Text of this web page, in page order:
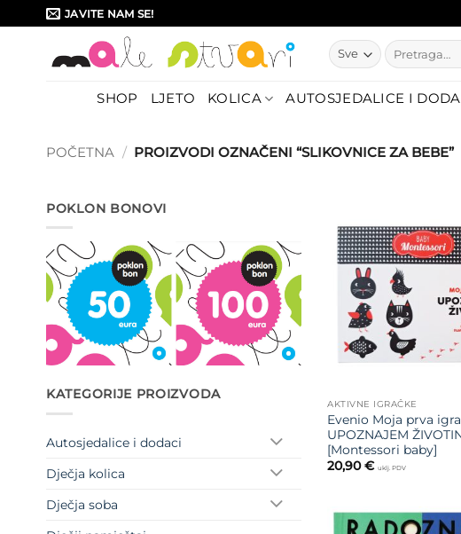
to
JAVITE NAM SE!
Pretraži:
SHOP LJETO KOLICA AUTOSJEDALICE I
POČETNA / PROIZVODI OZNAČENI “SLIKOVNICE ZA BEBE”
POKLON BONOVI
KATEGORIJE PROIZVODA
Autosjedalice i dodaci
Dječja kolica
Dječja soba
AKTIVNE IGRAČKE
Evenio Moja prva
UPOZNAJEM
[Montessori baby]
20,90€ uklj. PDV